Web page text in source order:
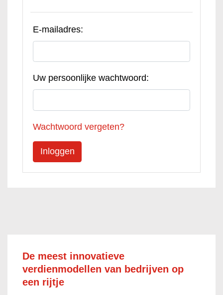
E-mailadres:
Uw persoonlijke wachtwoord:
Wachtwoord vergeten?
De meest innovatieve
verdienmodellen van bedrijven op
een rijtje